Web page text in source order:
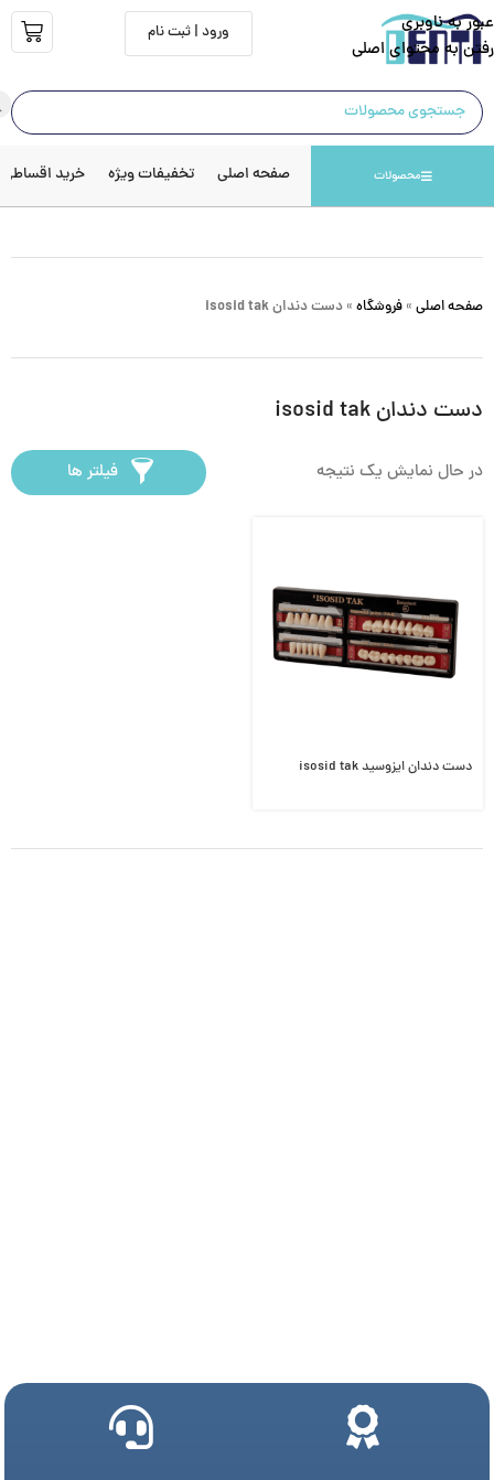
عبور به ناوبری
رفتن به محتوای اصلی
ورود | ثبت نام
محصولات صفحه اصلی تخفیفات ویژه خرید اقساطی
صفحه اصلی » فروشگاه » دست دندان isosid tak
دست دندان isosid tak
در حال نمایش یک نتیجه فیلتر ها
دست دندان ایزوسید isosid tak